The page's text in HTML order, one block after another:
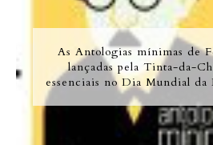
As Antologias mínimas de
lançadas pela Tinta-da-
essenciais no Dia Mundial da